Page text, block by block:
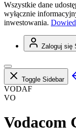
Wszystkie dane
wyłącznie
inwestowania.
Zaloguj się
Toggle Sidebar
VODAF
VO
Vodacom